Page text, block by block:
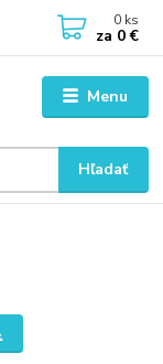
Menu
Hľadať
0 ks
za 0 €